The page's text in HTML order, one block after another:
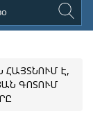
ՀԱՅՏՆՈՒՄ Է,
ԳՈՏՈՒՄ